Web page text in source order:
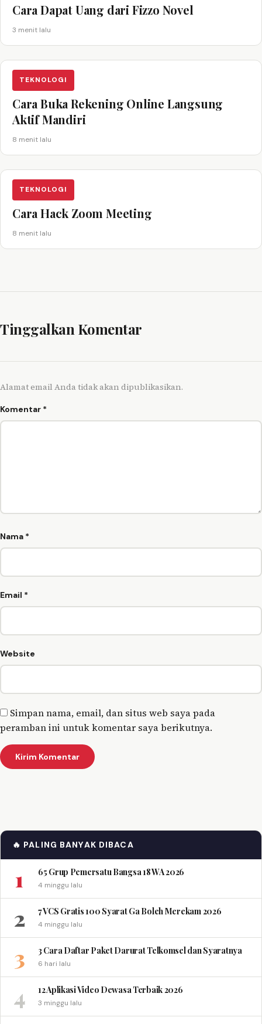
Cara Dapat Uang dari Fizzo Novel
3 menit lalu
TEKNOLOGI
Cara Buka Rekening Online Langsung
Aktif Mandiri
8 menit lalu
TEKNOLOGI
Cara Hack Zoom Meeting
8 menit lalu
Tinggalkan Komentar
Alamat email Anda tidak akan dipublikasikan.
Komentar *
Nama *
Email *
Website
Simpan nama, email, dan situs web saya pada
peramban ini untuk komentar saya berikutnya.
🔥 PALING BANYAK DIBACA
1 65 Grup Pemersatu Bangsa 18 WA 2026
4 minggu lalu
2 7 VCS Gratis 100 Syarat Ga Boleh Merekam 2026
4 minggu lalu
3 3 Cara Daftar Paket Darurat Telkomsel dan Syaratnya
6 hari lalu
4 12 Aplikasi Video Dewasa Terbaik 2026
3 minggu lalu